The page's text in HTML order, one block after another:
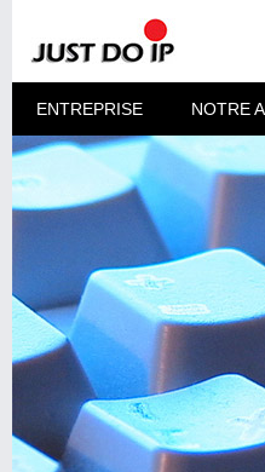
ENTREPRISE NOTRE